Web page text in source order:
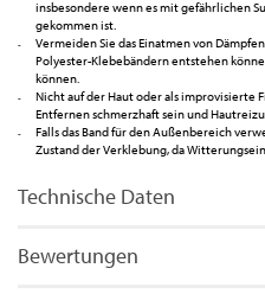
insbesondere wenn es mit gefährlichen
gekommen ist.
Vermeiden Sie das Einatmen von
Polyester-Klebebändern entstehen
können.
Nicht auf der Haut oder als improvisierte
Entfernen schmerzhaft sein und
Falls das Band für den Außenbereich
Zustand der Verklebung, da
Technische Daten
Bewertungen